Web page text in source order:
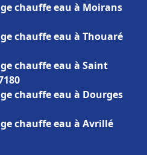
chauffe eau à Moirans
chauffe eau à Thouaré
chauffe eau à Saint
chauffe eau à Dourges
chauffe eau à Avrillé